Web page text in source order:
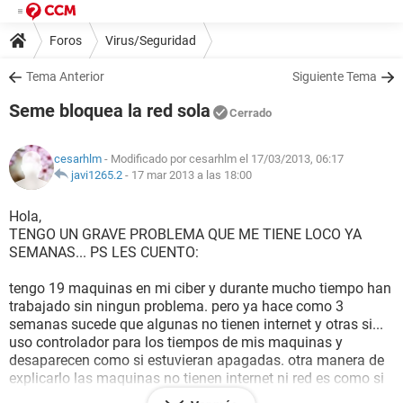
Foros Virus/Seguridad
Tema Anterior Siguiente Tema
Seme bloquea la red sola Cerrado
cesarhlm - Modificado por cesarhlm el 17/03/2013, 06:17
javi1265.2 - 17 mar 2013 a las 18:00
Hola,
TENGO UN GRAVE PROBLEMA QUE ME TIENE LOCO YA
SEMANAS... PS LES CUENTO:
tengo 19 maquinas en mi ciber y durante mucho tiempo han
trabajado sin ningun problema. pero ya hace como 3
semanas sucede que algunas no tienen internet y otras si...
uso controlador para los tiempos de mis maquinas y
desaparecen como si estuvieran apagadas. otra manera de
explicarlo las maquinas no tienen internet ni red es como si
se bloqueara totalmente lo que yo hago es apagar el switch